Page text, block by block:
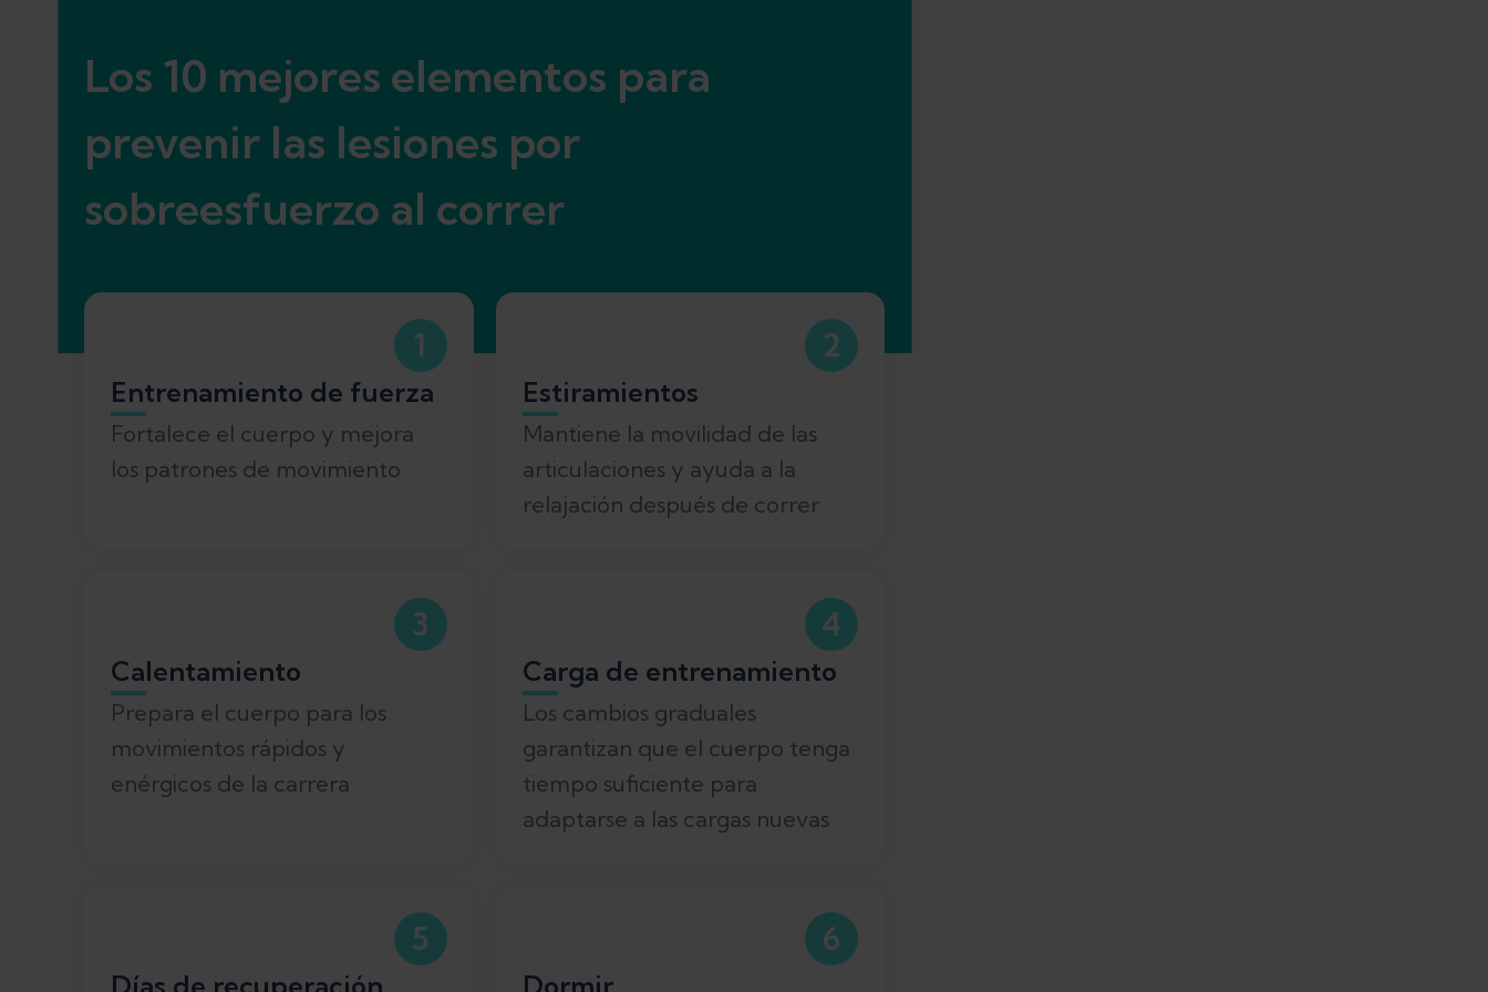
Los 10 mejores elementos para
prevenir las lesiones por
sobreesfuerzo al correr
1
Entrenamiento de fuerza
Fortalece el cuerpo y mejora
los patrones de movimiento
2
Estiramientos
Mantiene la movilidad de las
articulaciones y ayuda a la
relajación después de correr
3
Calentamiento
Prepara el cuerpo para los
movimientos rápidos y
enérgicos de la carrera
4
Carga de entrenamiento
Los cambios graduales
garantizan que el cuerpo tenga
tiempo suficiente para
adaptarse a las cargas nuevas
5
Días de recuperación
6
Dormir